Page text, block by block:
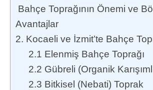
Bahçe Toprağının Önemi ve
Avantajlar
2. Kocaeli ve İzmit’te Bahçe
2.1 Elenmiş Bahçe Toprağı
2.2 Gübreli (Organik
2.3 Bitkisel (Nebati) Toprak